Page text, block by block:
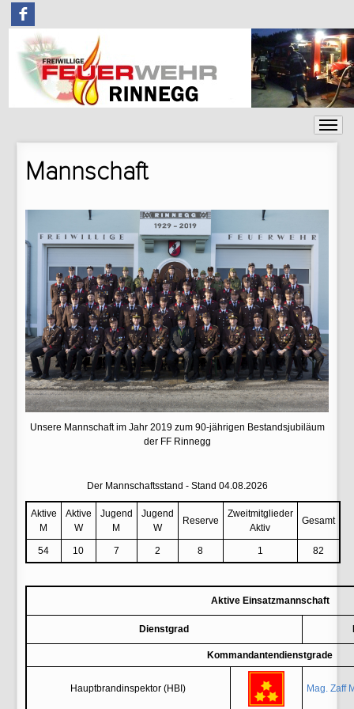
F
Mannschaft
Unsere Mannschaft im Jahr 2019 zum 90-jährigen Bestandsjubiläum
der FF Rinnegg
Der Mannschaftsstand - Stand 04.08.2026
Aktive
M
Aktive
W
Jugend
M
Jugend
W
Reserve
Zweitmitglieder
Aktiv
Gesamt
54 10 7 2 8 1 82
Aktive Einsatzmannschaft
Dienstgrad
Kommandantendienstgrade
Hauptbrandinspektor (HBI) Mag. Zaff